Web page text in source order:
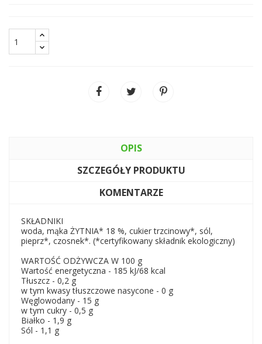
OPIS
SZCZEGÓŁY PRODUKTU
KOMENTARZE
SKŁADNIKI
woda, mąka ŻYTNIA* 18 %, cukier trzcinowy*, sól,
pieprz*, czosnek*. (*certyfikowany składnik ekologiczny)
WARTOŚĆ ODŻYWCZA W 100 g
Wartość energetyczna - 185 kJ/68 kcal
Tłuszcz - 0,2 g
w tym kwasy tłuszczowe nasycone - 0 g
Węglowodany - 15 g
w tym cukry - 0,5 g
Białko - 1,9 g
Sól - 1,1 g